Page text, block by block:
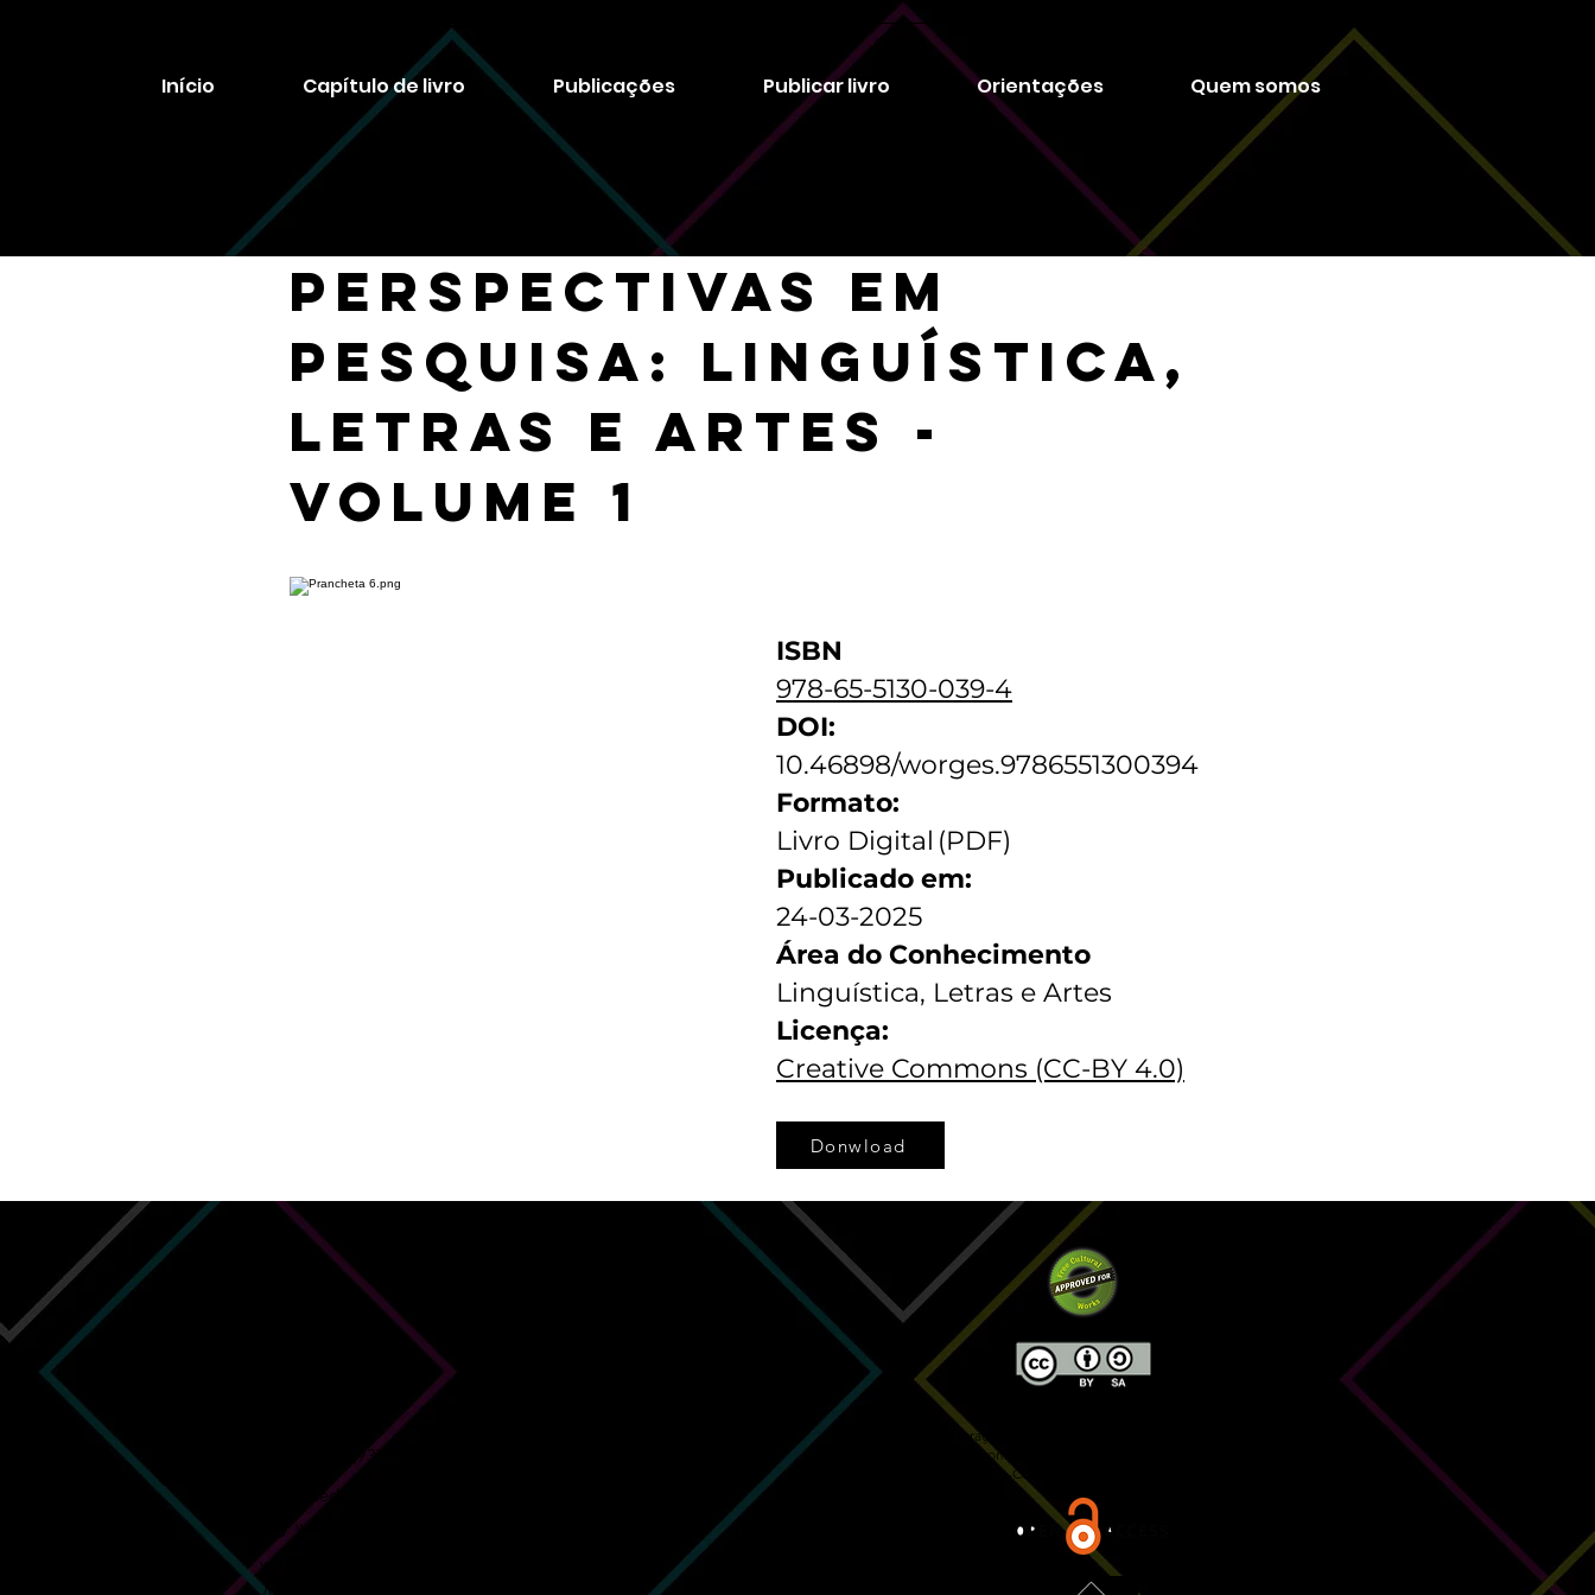
Início Capítulo de livro Publicações Publicar livro Orientações Quem somos
Perspectivas em
Pesquisa: Linguística,
Letras e Artes -
VOLUME 1
ISBN
978-65-5130-039-4
DOI:
10.46898/worges.9786551300394
Formato:
Livro Digital (PDF)
Publicado em:
24-03-2025
Área do Conhecimento
Linguística, Letras e Artes
Licença:
Creative Commons (CC-BY 4.0)
Donwload
Whatsapp: (93) 98131-8012
worgeseditoracao@gmail.com
worgeseditoracaooficial
worgeseditoracao@gmail.com
A Worges Editoração segue orientação conforme política
de distribuição e compartilhamento da
Atribuição-CompartilhaIgual 4.0 Internaciona)l